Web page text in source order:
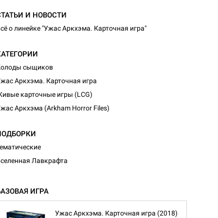
И НОВОСТИ
о линейке "Ужас Аркхэма. Карточная игра"
сыщиков
Аркхэма. Карточная игра
карточные игры (LCG)
Аркхэма (Arkham Horror Files)
Лавкрафта
ИГРА
Ужас Аркхэма. Карточная игра (2018)